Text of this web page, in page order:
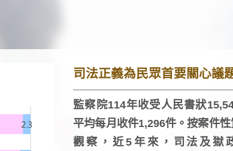
司法正義為民眾首要關心議
監察院114年收受人民書狀
平均每月收件1,296件。按案件
觀察，近5年來，司法及獄